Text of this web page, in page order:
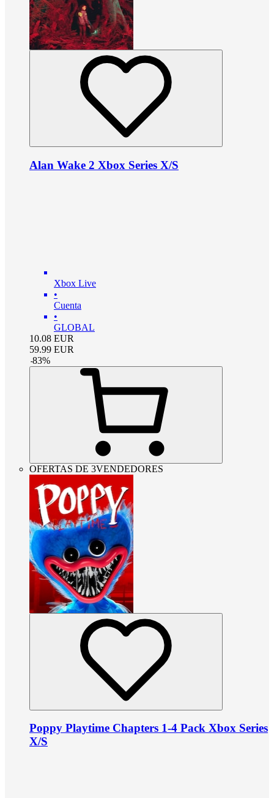
Alan Wake 2 Xbox Series X/S
Xbox Live
•
Cuenta
•
GLOBAL
10.08 EUR
59.99 EUR
-83%
OFERTAS DE 3VENDEDORES
Poppy Playtime Chapters 1-4 Pack Xbox Series
X/S